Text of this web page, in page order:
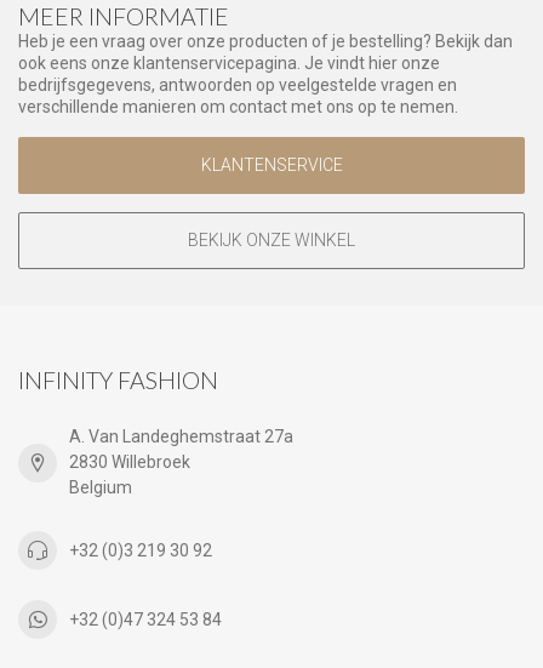
MEER INFORMATIE
Heb je een vraag over onze producten of je bestelling? Bekijk dan
ook eens onze klantenservicepagina. Je vindt hier onze
bedrijfsgegevens, antwoorden op veelgestelde vragen en
verschillende manieren om contact met ons op te nemen.
KLANTENSERVICE
BEKIJK ONZE WINKEL
INFINITY FASHION
A. Van Landeghemstraat 27a
2830 Willebroek
Belgium
+32 (0)3 219 30 92
+32 (0)47 324 53 84